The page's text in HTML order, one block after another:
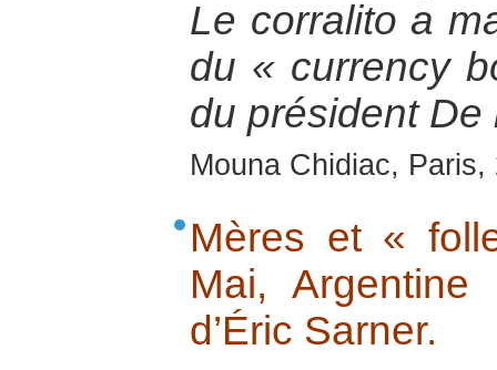
Le corralito a
du « currency
du président De
Mouna Chidiac, Paris,
Mères et «
Mai, Argentine
d’Éric Sarner.